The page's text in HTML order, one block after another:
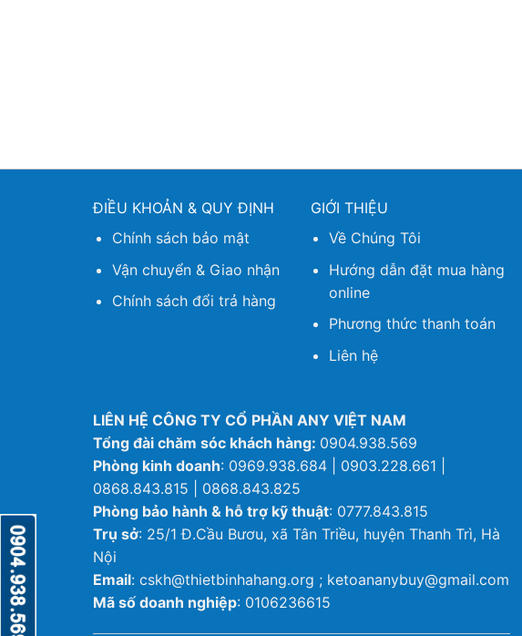
ĐIỀU KHOẢN & QUY ĐỊNH
Chính sách bảo mật
Vận chuyển & Giao nhận
Chính sách đổi trả hàng
GIỚI THIỆU
Về Chúng Tôi
Hướng dẫn đặt mua hàng
online
Phương thức thanh toán
Liên hệ
LIÊN HỆ CÔNG TY CỔ PHẦN ANY VIỆT NAM
Tổng đài chăm sóc khách hàng: 0904.938.569
Phòng kinh doanh: 0969.938.684 | 0903.228.661 |
0868.843.815 | 0868.843.825
Phòng bảo hành & hỗ trợ kỹ thuật: 0777.843.815
Trụ sở: 25/1 Đ.Cầu Bươu, xã Tân Triều, huyện Thanh Trì, Hà
Nội
Email: cskh@thietbinhahang.org ; ketoananybuy@gmail.com
Mã số doanh nghiệp: 0106236615